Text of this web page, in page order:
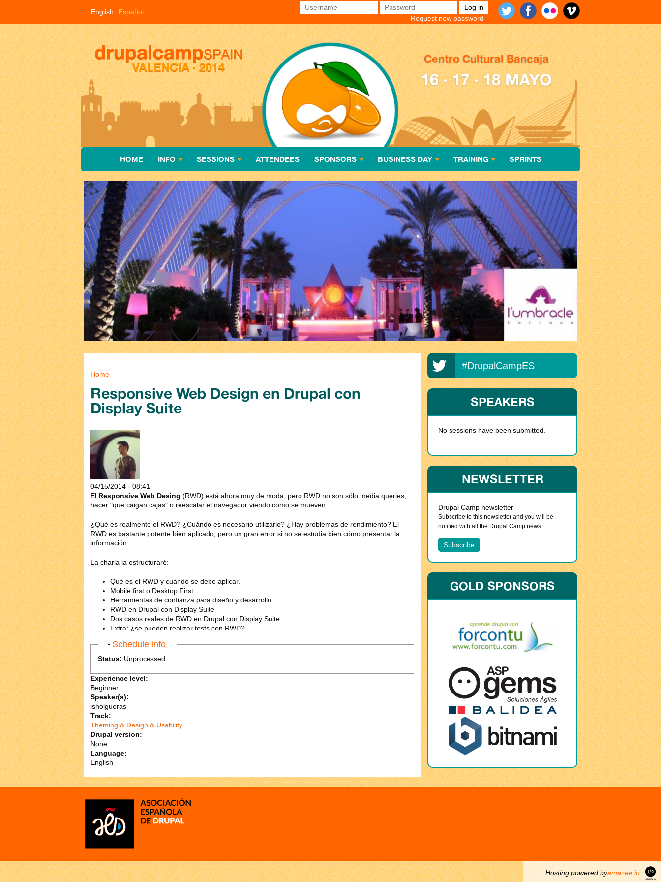
English
Español
Username* Password*
Request new password
Centro Cultural Bancaja
16 · 17 · 18 MAYO
HOME INFO SESSIONS ATTENDEES SPONSORS BUSINESS DAY TRAINING SPRINTS
You are here
Home
Responsive Web Design en Drupal con
Display Suite
04/15/2014 - 08:41
El Responsive Web Desing (RWD) está ahora muy de moda, pero RWD no son sólo media queries,
hacer "que caigan cajas" o reescalar el navegador viendo como se mueven.
¿Qué es realmente el RWD? ¿Cuándo es necesario utilizarlo? ¿Hay problemas de rendimiento? El
RWD es bastante potente bien aplicado, pero un gran error si no se estudia bien cómo presentar la
información.
La charla la estructuraré:
Qué es el RWD y cuándo se debe aplicar.
Mobile first o Desktop First.
Herramientas de confianza para diseño y desarrollo
RWD en Drupal con Display Suite
Dos casos reales de RWD en Drupal con Display Suite
Extra: ¿se pueden realizar tests con RWD?
Hide
Schedule info
Status: Unprocessed
Experience level:
Beginner
Speaker(s):
isholgueras
Track:
Theming & Design & Usability
Drupal version:
None
Language:
English
#DrupalCampES
SPEAKERS
No sessions have been submitted.
NEWSLETTER
Drupal Camp newsletter
Subscribe to this newsletter and you will be
notified with all the Drupal Camp news.
GOLD SPONSORS
Hosting powered byamazee.io